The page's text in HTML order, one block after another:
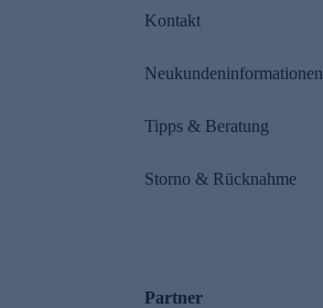
Kontakt
Neukundeninformationen
Tipps & Beratung
Storno & Rücknahme
Partner